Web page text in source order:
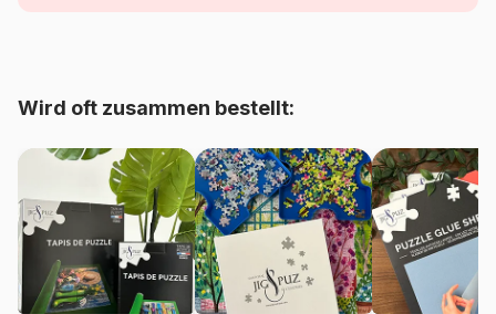
8005125247912
Teileanzahl 20 Teile
Maße 27 x 18 cm
Wird oft zusammen bestellt: